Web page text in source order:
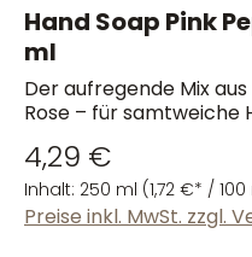
Hand Soap Pink
ml
Der aufregende Mix
Rose – für samtweiche
4,29 €
Inhalt: 250 ml (1,72 €* /
Preise inkl. MwSt. zzgl.